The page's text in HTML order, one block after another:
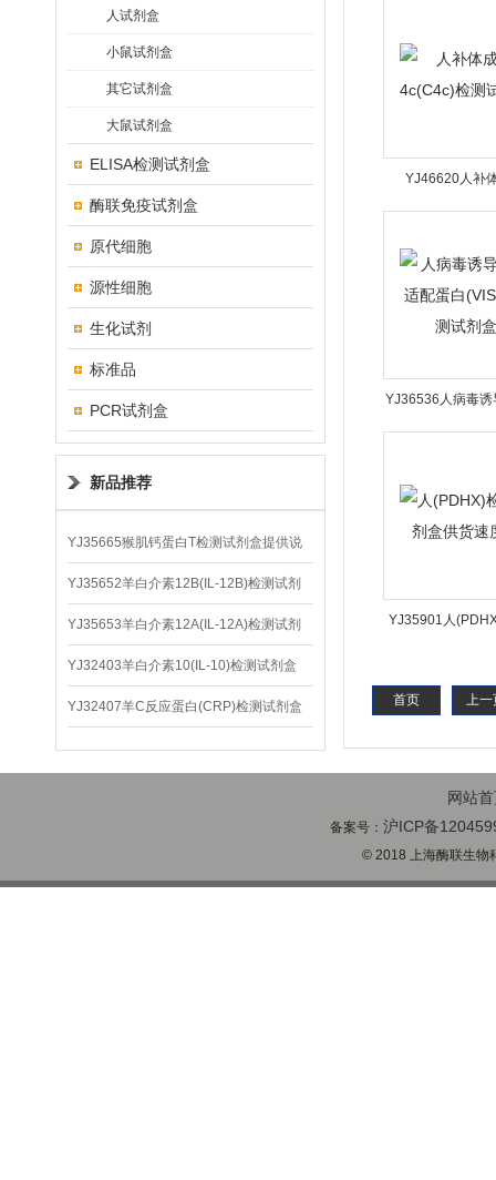
人试剂盒
小鼠试剂盒
其它试剂盒
大鼠试剂盒
ELISA检测试剂盒
酶联免疫试剂盒
原代细胞
源性细胞
生化试剂
标准品
PCR试剂盒
新品推荐
YJ35665猴肌钙蛋白T检测试剂盒提供说
明书
YJ35652羊白介素12B(IL-12B)检测试剂
盒
YJ35653羊白介素12A(IL-12A)检测试剂
盒
YJ32403羊白介素10(IL-10)检测试剂盒
YJ32407羊C反应蛋白(CRP)检测试剂盒
YJ46620人补
4c(C4c)检测
YJ36536人病毒诱
配蛋白(VISA)检
YJ35901人
首页 上一
网站
备案号：沪ICP备
© 2018 上海酶联生物